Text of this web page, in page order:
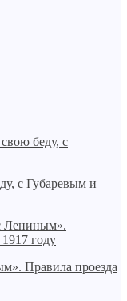
с Губаревым и
Правила проезда